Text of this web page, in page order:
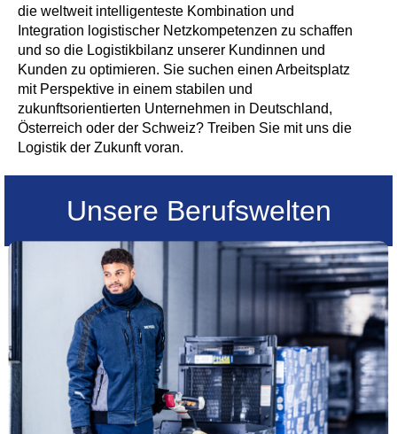
die weltweit intelligenteste Kombination und
Integration logistischer Netzkompetenzen zu schaffen
und so die Logistikbilanz unserer Kundinnen und
Kunden zu optimieren. Sie suchen einen Arbeitsplatz
mit Perspektive in einem stabilen und
zukunftsorientierten Unternehmen in Deutschland,
Österreich oder der Schweiz? Treiben Sie mit uns die
Logistik der Zukunft voran.
Unsere Berufswelten